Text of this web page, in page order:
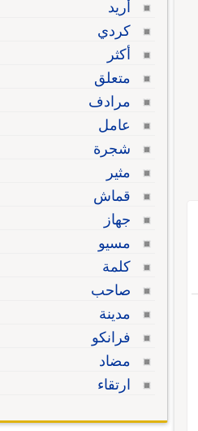
أريد
كردي
أكثر
متعلق
مرادف
عامل
شجرة
مثير
قماش
جهاز
مسيو
كلمة
صاحب
مدينة
فرانكو
مضاد
ارتقاء